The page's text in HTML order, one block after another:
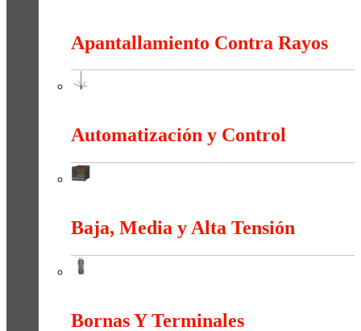
Apantallamiento Contra Rayos
Automatización y Control
Baja, Media y Alta Tensión
Bornas Y Terminales